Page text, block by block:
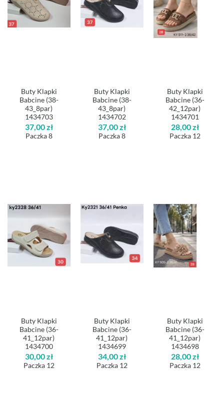
Buty Klapki
Babcine (38-
43_8par)
1434703
37,00zł
Paczka 8
Buty Klapki
Babcine (38-
43_8par)
1434702
37,00zł
Paczka 8
Buty Klapki
Babcine (36-
42_12par)
1434701
28,00zł
Paczka 12
Buty Klapki
Babcine (36-
41_12par)
1434700
30,00zł
Paczka 12
Buty Klapki
Babcine (36-
41_12par)
1434699
34,00zł
Paczka 12
Buty Klapki
Babcine (36-
41_12par)
1434698
28,00zł
Paczka 12